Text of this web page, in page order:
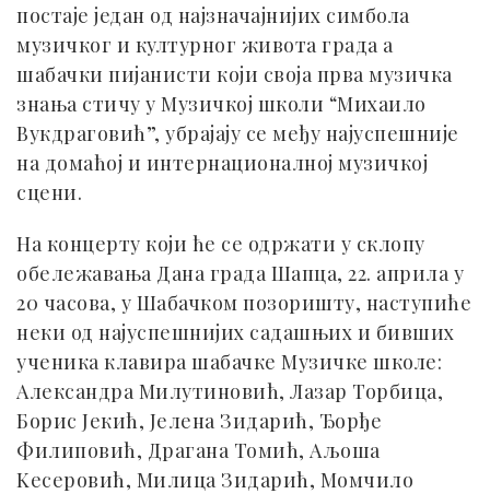
постаје један од најзначајнијих симбола
музичког и културног живота града а
шабачки пијанисти који своја прва музичка
знања стичу у Музичкој школи “Михаило
Вукдраговић”, убрајају се међу најуспешније
на домаћој и интернационалној музичкој
сцени.
На концерту који ће се одржати у склопу
обележавања Дана града Шапца, 22. априла у
20 часова, у Шабачком позоришту, наступиће
неки од најуспешнијих садашњих и бивших
ученика клавира шабачке Музичке школе:
Александра Милутиновић, Лазар Торбица,
Борис Јекић, Јелена Зидарић, Ђорђе
Филиповић, Драгана Томић, Аљоша
Kесеровић, Милица Зидарић, Момчило